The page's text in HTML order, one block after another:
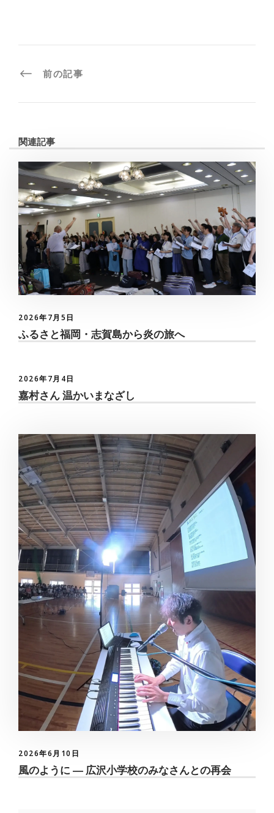
前の記事
関連記事
2026年7月5日
ふるさと福岡・志賀島から炎の旅へ
2026年7月4日
嘉村さん 温かいまなざし
2026年6月10日
風のように ― 広沢小学校のみなさんとの再会